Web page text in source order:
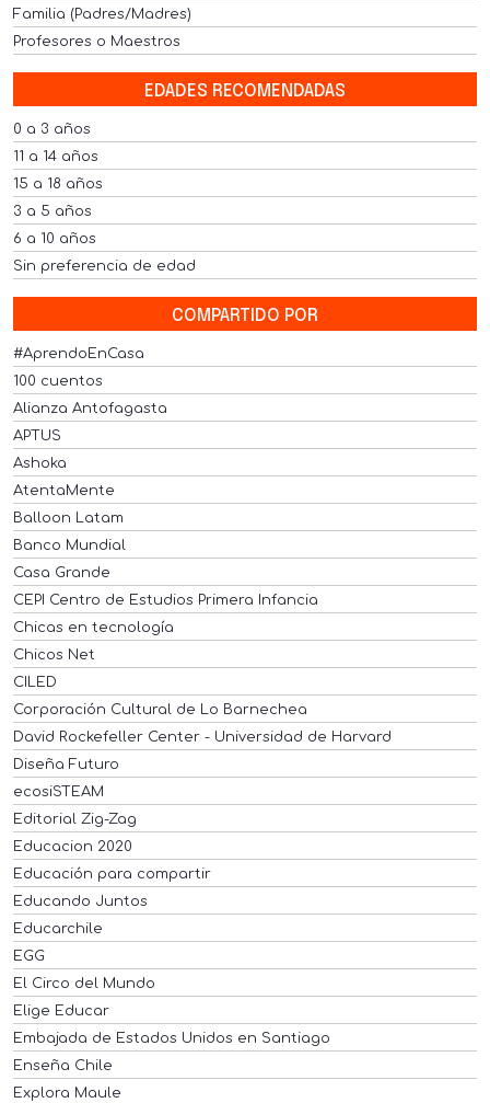
Familia (Padres/Madres)
Profesores o Maestros
EDADES RECOMENDADAS
0 a 3 años
11 a 14 años
15 a 18 años
3 a 5 años
6 a 10 años
Sin preferencia de edad
COMPARTIDO POR
#AprendoEnCasa
100 cuentos
Alianza Antofagasta
APTUS
Ashoka
AtentaMente
Balloon Latam
Banco Mundial
Casa Grande
CEPI Centro de Estudios Primera Infancia
Chicas en tecnología
Chicos Net
CILED
Corporación Cultural de Lo Barnechea
David Rockefeller Center - Universidad de Harvard
Diseña Futuro
ecosiSTEAM
Editorial Zig-Zag
Educacion 2020
Educación para compartir
Educando Juntos
Educarchile
EGG
El Circo del Mundo
Elige Educar
Embajada de Estados Unidos en Santiago
Enseña Chile
Explora Maule